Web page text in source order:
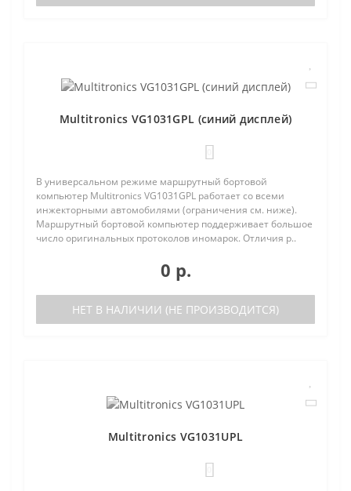
Multitronics VG1031GPL (синий дисплей)
В универсальном режиме маршрутный бортовой
компьютер Multitronics VG1031GPL работает со всеми
инжекторными автомобилями (ограничения см. ниже).
Маршрутный бортовой компьютер поддерживает большое
число оригинальных протоколов иномарок. Отличия р..
0 р.
НЕТ В НАЛИЧИИ (НЕ ПРОИЗВОДИТСЯ)
Multitronics VG1031UPL